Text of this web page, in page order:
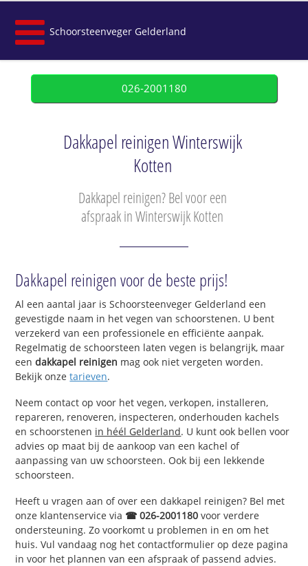
Schoorsteenveger Gelderland
026-2001180
Dakkapel reinigen Winterswijk
Kotten
Dakkapel reinigen? Bel voor een
afspraak in Winterswijk Kotten
Dakkapel reinigen voor de beste prijs!
Al een aantal jaar is Schoorsteenveger Gelderland een
gevestigde naam in het vegen van schoorstenen. U bent
verzekerd van een professionele en efficiënte aanpak.
Regelmatig de schoorsteen laten vegen is belangrijk, maar
eendakkapel reinigen mag ook niet vergeten worden.
Bekijk onzetarieven.
Neem contact op voor het vegen, verkopen, installeren,
repareren, renoveren, inspecteren, onderhouden kachels
en schoorstenen in héél Gelderland. U kunt ook bellen voor
advies op maat bij de aankoop van een kachel of
aanpassing van uw schoorsteen. Ook bij een lekkende
schoorsteen.
Heeft u vragen aan of over een dakkapel reinigen? Bel met
onze klantenservice via ☎ 026-2001180 voor verdere
ondersteuning. Zo voorkomt u problemen in en om het
huis. Vul vandaag nog het contactformulier op deze pagina
in voor het plannen van een afspraak of passend advies.